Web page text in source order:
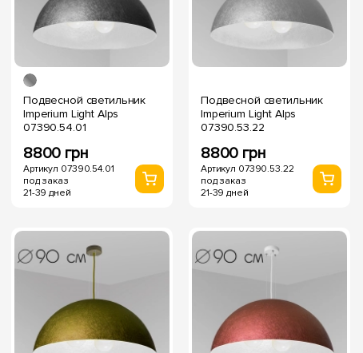
Подвесной светильник
Imperium Light Alps
07390.54.01
8800 грн
Артикул 07390.54.01
под заказ
21-39 дней
Подвесной светильник
Imperium Light Alps
07390.53.22
8800 грн
Артикул 07390.53.22
под заказ
21-39 дней